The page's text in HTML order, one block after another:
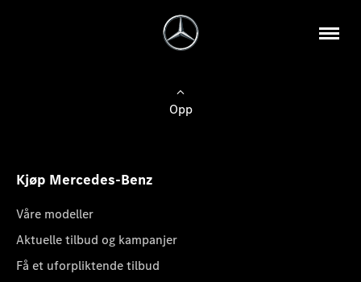
Opp
Kjøp Mercedes-Benz
Våre modeller
Aktuelle tilbud og kampanjer
Få et uforpliktende tilbud